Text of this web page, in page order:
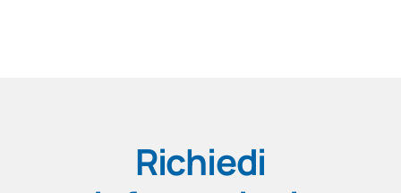
Richiedi